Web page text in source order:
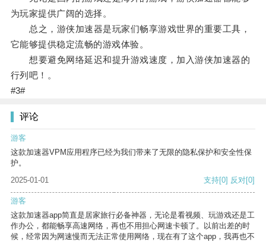
为玩家提供广阔的选择。
总之，游侠加速器是玩家们畅享游戏世界的重要工具，
它能够提供稳定流畅的游戏体验。
想要避免网络延迟和提升游戏速度，加入游侠加速器的
行列吧！。
#3#
评论
游客
这款加速器VPM应用程序已经为我们带来了无限的隐私保护和安全性保
护。
2025-01-01
支持[0] 反对[0]
游客
这款加速器app简直是居家旅行必备神器，无论是看视频、玩游戏还是工
作办公，都能畅享高速网络，再也不用担心网速卡顿了。以前出差的时
候，经常因为网速慢而无法正常使用网络，现在有了这个app，我再也不